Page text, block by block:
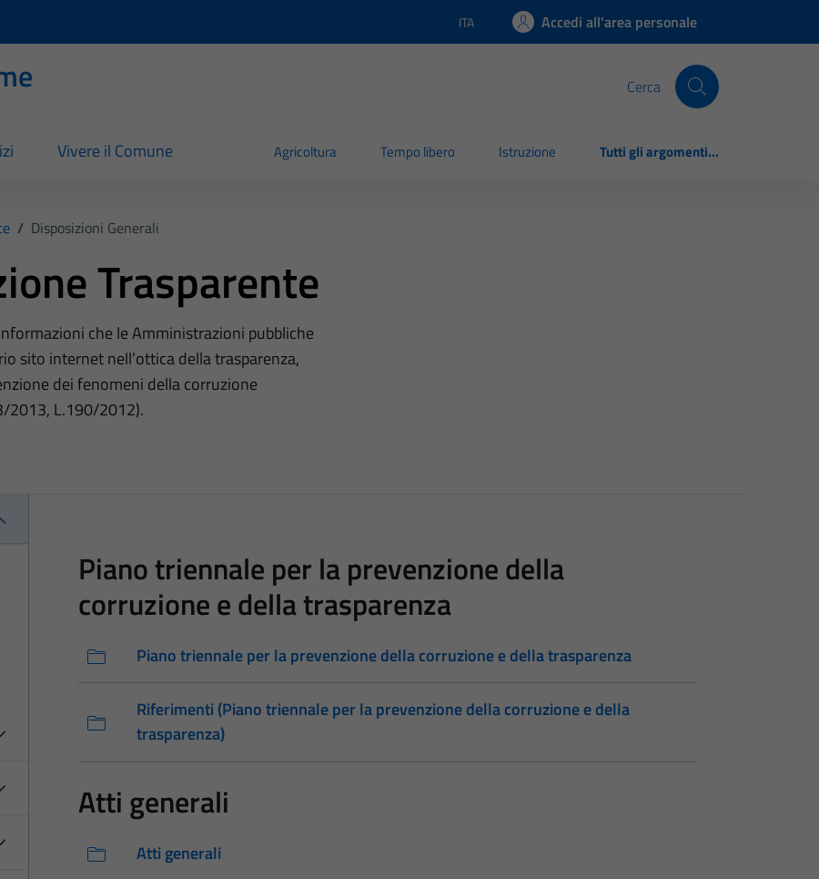
Lingua attiva:
ITA Accedi all'area personale
Cerca
Vivere il Comune Agricoltura Tempo libero Istruzione Tutti gli argomenti...
/ Disposizioni Generali
Trasparente
che le Amministrazioni pubbliche
sito internet nell’ottica della trasparenza,
dei fenomeni della corruzione
2013, L.190/2012).
Piano triennale per la prevenzione della
corruzione e della trasparenza
Piano triennale per la prevenzione della corruzione e della trasparenza
Riferimenti (Piano triennale per la prevenzione della corruzione e della
trasparenza)
Atti generali
Atti generali